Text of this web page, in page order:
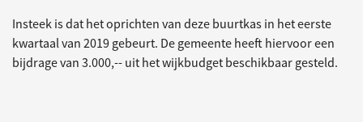
Insteek is dat het oprichten van deze buurtkas in het eerste
kwartaal van 2019 gebeurt. De gemeente heeft hiervoor een
bijdrage van 3.000,-- uit het wijkbudget beschikbaar gesteld.